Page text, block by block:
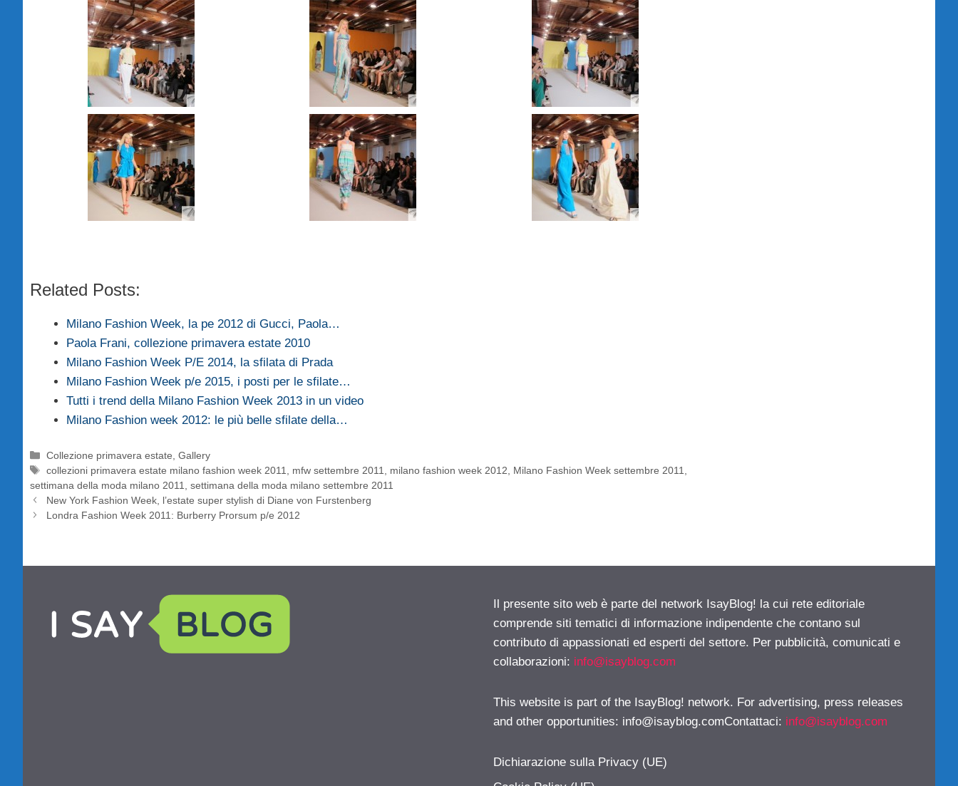
Related Posts:
Milano Fashion Week, la pe 2012 di Gucci, Paola…
Paola Frani, collezione primavera estate 2010
Milano Fashion Week P/E 2014, la sfilata di Prada
Milano Fashion Week p/e 2015, i posti per le sfilate…
Tutti i trend della Milano Fashion Week 2013 in un video
Milano Fashion week 2012: le più belle sfilate della…
Categorie
Collezione primavera estate ,Gallery
Tag
collezioni primavera estate milano fashion week 2011 mfw settembre 2011 milano fashion week 2012 Milano Fashion Week settembre 2011
settimana della moda milano 2011
settimana della moda milano settembre 2011
New York Fashion Week, l’estate super stylish di Diane von Furstenberg
Londra Fashion Week 2011: Burberry Prorsum p/e 2012
Il presente sito web è parte del network IsayBlog! la cui rete editoriale
comprende siti tematici di informazione indipendente che contano sul
contributo di appassionati ed esperti del settore. Per pubblicità, comunicati e
collaborazioni: info@isayblog.com
This website is part of the IsayBlog! network. For advertising, press releases
and other opportunities: info@isayblog.comContattaci: info@isayblog.com
Dichiarazione sulla Privacy (UE)